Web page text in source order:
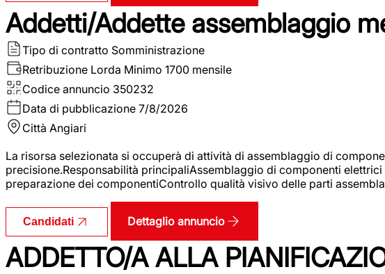
Addetti/Addette assemblaggio
Tipo di contratto Somministrazione
Retribuzione Lorda Minimo 1700 mensile
Codice annuncio 350232
Data di pubblicazione 7/8/2026
Città Angiari
La risorsa selezionata si occuperà di attività di assemblaggio di
precisione.Responsabilità principaliAssemblaggio di componenti
preparazione dei componentiControllo qualità visivo delle parti
Candidati Dettaglio annuncio
ADDETTO/A ALLA